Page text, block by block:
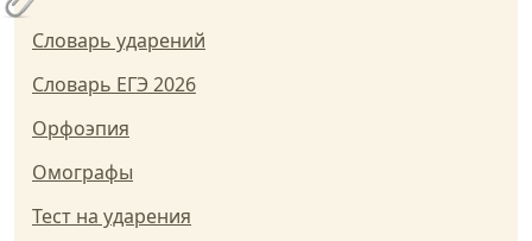
Словарь ударений
Словарь ЕГЭ 2026
Орфоэпия
Омографы
Тест на ударения